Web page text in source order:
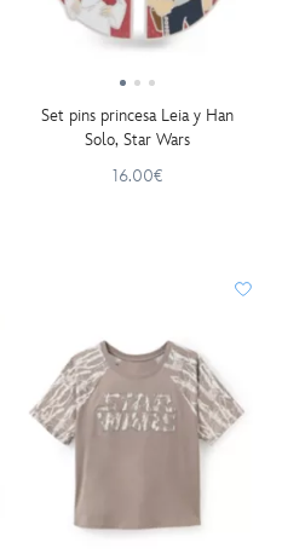
Set pins princesa Leia y Han
Solo, Star Wars
16.00€